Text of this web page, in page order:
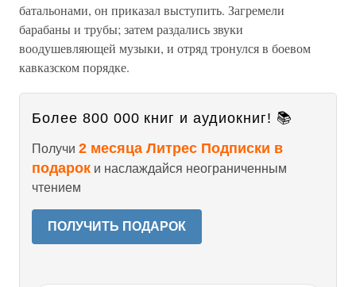
батальонами, он приказал выступить. Загремели
барабаны и трубы; затем раздались звуки
воодушевляющей музыки, и отряд тронулся в боевом
кавказском порядке.
Более 800 000 книг и аудиокниг! 📚
Получи 2 месяца Литрес Подписки в
подарок и наслаждайся неограниченным
чтением
ПОЛУЧИТЬ ПОДАРОК